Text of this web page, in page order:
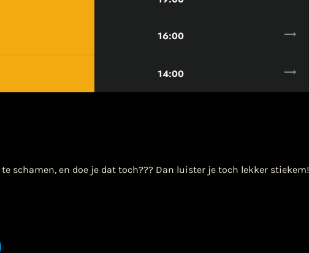
16:00 trending_flat
14:00 trending_flat
schamen, en doe je dat toch??? Dan luister je toch lekker stiekem!